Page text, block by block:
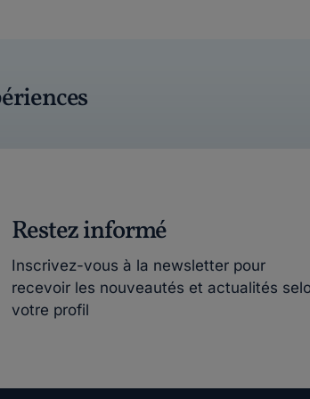
Restez informé
Inscrivez-vous à la newsletter pour
recevoir les nouveautés et actualités
votre profil